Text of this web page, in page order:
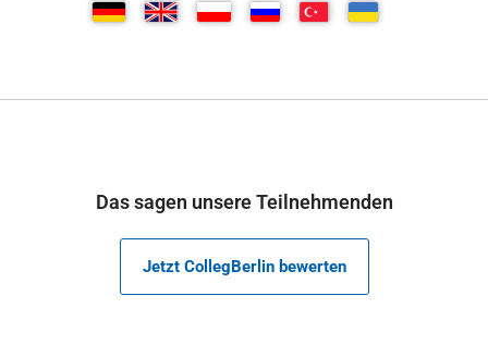
Das sagen unsere Teilnehmenden
Jetzt CollegBerlin bewerten